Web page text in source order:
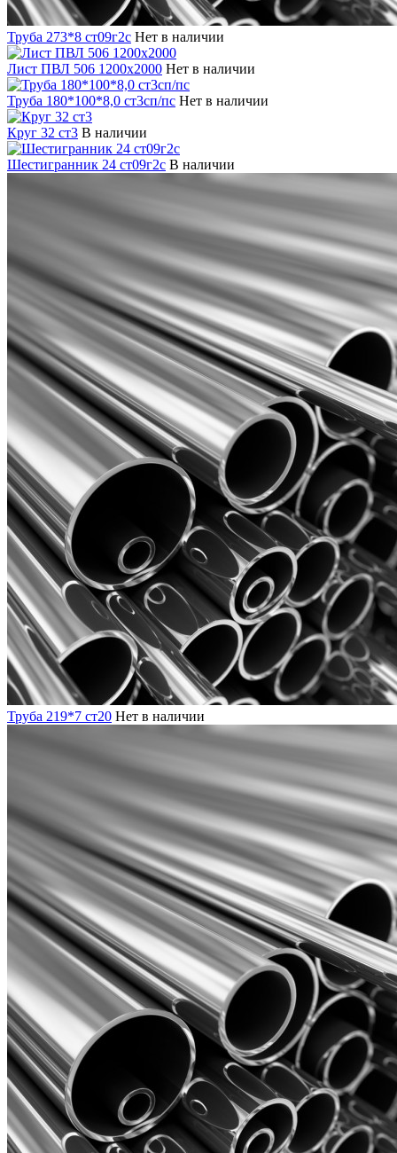
Труба 273*8 ст09г2с Нет в наличии
Лист ПВЛ 506 1200х2000 Нет в наличии
Труба 180*100*8,0 ст3сп/пс Нет в наличии
Круг 32 ст3 В наличии
Шестигранник 24 ст09г2с В наличии
Труба 219*7 ст20 Нет в наличии